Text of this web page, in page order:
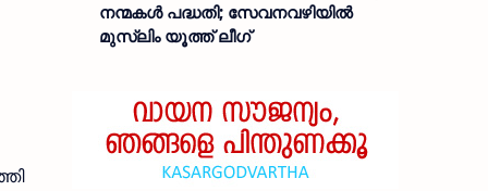
നന്മകൾ പദ്ധതി; സേവനവഴിയിൽ
മുസ്ലിം യൂത്ത് ലീഗ്